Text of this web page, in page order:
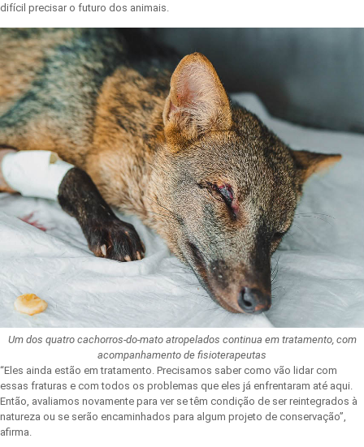
difícil precisar o futuro dos animais.
Um dos quatro cachorros-do-mato atropelados continua em tratamento, com
acompanhamento de fisioterapeutas
“Eles ainda estão em tratamento. Precisamos saber como vão lidar com
essas fraturas e com todos os problemas que eles já enfrentaram até aqui.
Então, avaliamos novamente para ver se têm condição de ser reintegrados à
natureza ou se serão encaminhados para algum projeto de conservação”,
afirma.